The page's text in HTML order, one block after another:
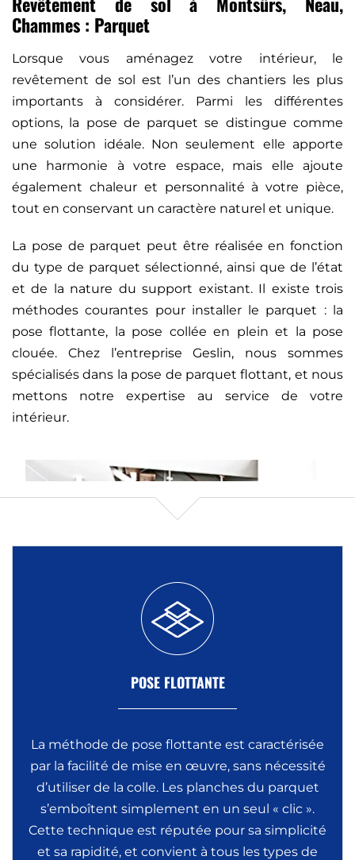
Chammes : Parquet
Lorsque vous aménagez votre intérieur, le
revêtement de sol est l’un des chantiers les plus
importants à considérer. Parmi les différentes
options, la pose de parquet se distingue comme
une solution idéale. Non seulement elle apporte
une harmonie à votre espace, mais elle ajoute
également chaleur et personnalité à votre pièce,
tout en conservant un caractère naturel et unique.
La pose de parquet peut être réalisée en fonction
du type de parquet sélectionné, ainsi que de l’état
et de la nature du support existant. Il existe trois
méthodes courantes pour installer le parquet : la
pose flottante, la pose collée en plein et la pose
clouée. Chez l’entreprise Geslin, nous sommes
spécialisés dans la pose de parquet flottant, et nous
mettons notre expertise au service de votre
intérieur.
POSE FLOTTANTE
La méthode de pose flottante est caractérisée
par la facilité de mise en œuvre, sans nécessité
d’utiliser de la colle. Les planches du parquet
s’emboîtent simplement en un seul « clic ».
Cette technique est réputée pour sa simplicité
et sa rapidité, et convient à tous les types de